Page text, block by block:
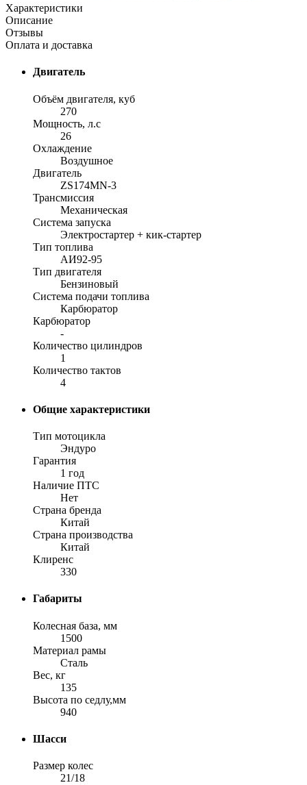
Характеристики
Описание
Отзывы
Оплата и доставка
Двигатель
Объём двигателя, куб
270
Мощность, л.с
26
Охлаждение
Воздушное
Двигатель
ZS174MN-3
Трансмиссия
Механическая
Система запуска
Электростартер + кик-стартер
Тип топлива
АИ92-95
Тип двигателя
Бензиновый
Система подачи топлива
Карбюратор
Карбюратор
-
Количество цилиндров
1
Количество тактов
4
Общие характеристики
Тип мотоцикла
Эндуро
Гарантия
1 год
Наличие ПТС
Нет
Страна бренда
Китай
Страна производства
Китай
Клиренс
330
Габариты
Колесная база, мм
1500
Материал рамы
Сталь
Вес, кг
135
Высота по седлу,мм
940
Шасси
Размер колес
21/18